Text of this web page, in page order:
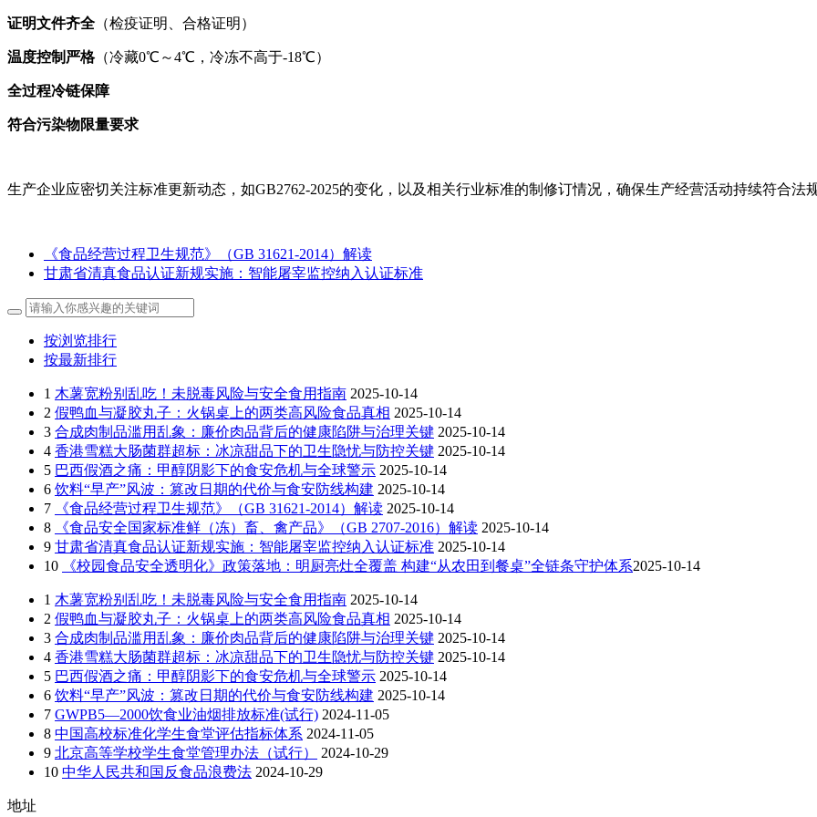
证明文件齐全 （检疫证明、合格证明）
温度控制严格（冷藏0℃～4℃，冷冻不高于-18℃）
全过程冷链保障
符合污染物限量要求
生产企业应密切关注标准更新动态，如GB2762-2025的变化，以及相关行业标准的制修订情况，确保生产经营活动持续符合法
《食品经营过程卫生规范》（GB 31621-2014）解读
甘肃省清真食品认证新规实施：智能屠宰监控纳入认证标准
按浏览排行
按最新排行
1 木薯宽粉别乱吃！未脱毒风险与安全食用指南 2025-10-14
2 假鸭血与凝胶丸子：火锅桌上的两类高风险食品真相 2025-10-14
3 合成肉制品滥用乱象：廉价肉品背后的健康陷阱与治理关键 2025-10-14
4 香港雪糕大肠菌群超标：冰凉甜品下的卫生隐忧与防控关键 2025-10-14
5 巴西假酒之痛：甲醇阴影下的食安危机与全球警示 2025-10-14
6 饮料“早产”风波：篡改日期的代价与食安防线构建 2025-10-14
7
《食品经营过程卫生规范》（GB 31621-2014）解读 2025-10-14
8
《食品安全国家标准鲜（冻）畜、禽产品》（GB 2707-2016）解读 2025-10-14
9 甘肃省清真食品认证新规实施：智能屠宰监控纳入认证标准 2025-10-14
10
《校园食品安全透明化》政策落地：明厨亮灶全覆盖 构建“从农田到餐桌”全链条守护体系​2025-10-14
1 木薯宽粉别乱吃！未脱毒风险与安全食用指南 2025-10-14
2 假鸭血与凝胶丸子：火锅桌上的两类高风险食品真相 2025-10-14
3 合成肉制品滥用乱象：廉价肉品背后的健康陷阱与治理关键 2025-10-14
4 香港雪糕大肠菌群超标：冰凉甜品下的卫生隐忧与防控关键 2025-10-14
5 巴西假酒之痛：甲醇阴影下的食安危机与全球警示 2025-10-14
6 饮料“早产”风波：篡改日期的代价与食安防线构建 2025-10-14
7 GWPB5—2000饮食业油烟排放标准(试行) 2024-11-05
8 中国高校标准化学生食堂评估指标体系 2024-11-05
9 北京高等学校学生食堂管理办法（试行）
2024-10-29
10 中华人民共和国反食品浪费法 2024-10-29
地址